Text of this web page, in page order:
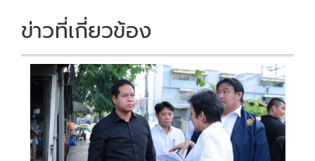
k k
ข่าวที่เกี่ยวข้อง